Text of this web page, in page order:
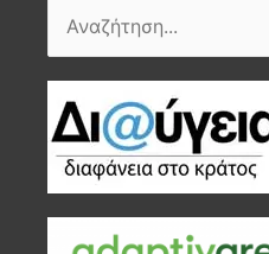
Αναζήτηση